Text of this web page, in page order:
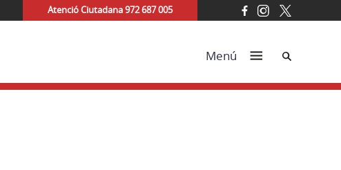
Atenció Ciutadana 972 687 005
Menú Cerca